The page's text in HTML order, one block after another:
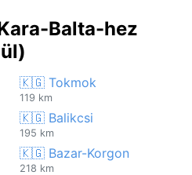
Balta-hez
🇰🇬 Tokmok
119 km
🇰🇬 Balikcsi
195 km
🇰🇬 Bazar-Korgon
218 km